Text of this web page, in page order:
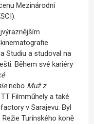
Mezinárodní
Studiu a studoval na
Během své kariéry
nebo Muž z
Filmműhely a také
v Sarajevu. Byl
Turínského koně